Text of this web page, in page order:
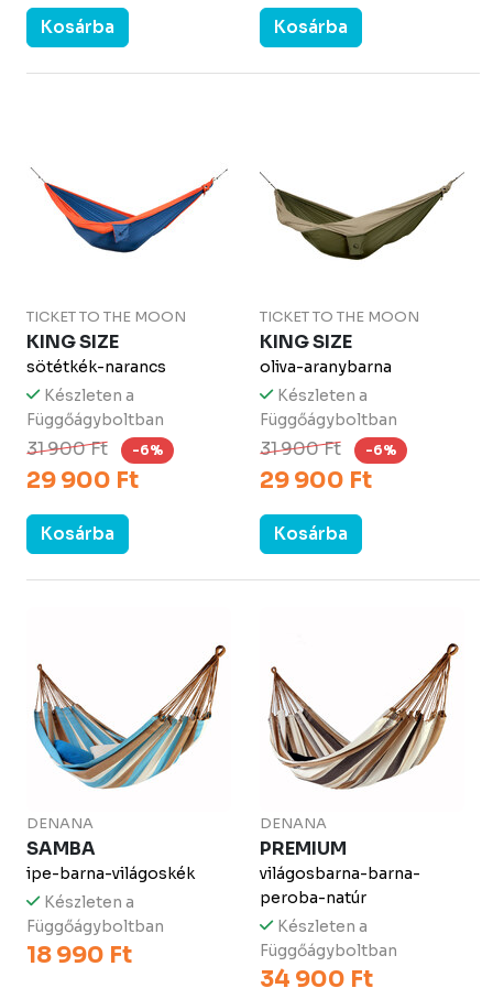
Kosárba Kosárba
TICKET TO THE MOON
KING SIZE
sötétkék-narancs
Készleten a
Függőágyboltban
31 900 Ft -6%
29 900 Ft
Kosárba
TICKET TO THE MOON
KING SIZE
oliva-aranybarna
Készleten a
Függőágyboltban
31 900 Ft -6%
29 900 Ft
Kosárba
DENANA
SAMBA
ipe-barna-világoskék
Készleten a
Függőágyboltban
18 990 Ft
DENANA
PREMIUM
világosbarna-barna-
peroba-natúr
Készleten a
Függőágyboltban
34 900 Ft